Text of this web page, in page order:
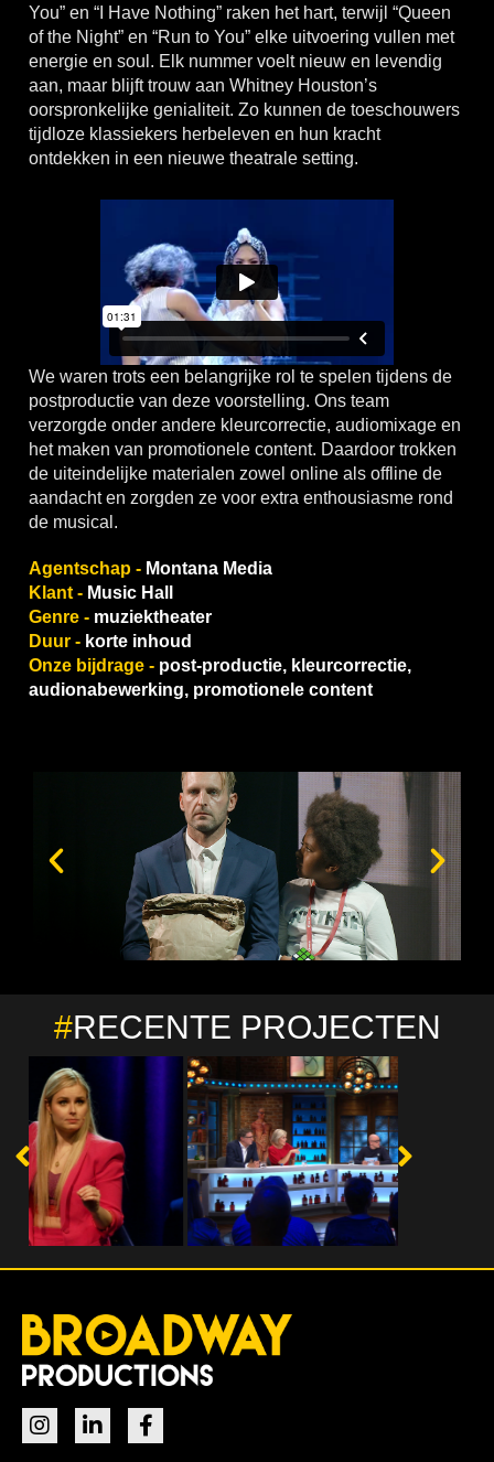
You” en “I Have Nothing” raken het hart, terwijl “Queen
of the Night” en “Run to You” elke uitvoering vullen met
energie en soul. Elk nummer voelt nieuw en levendig
aan, maar blijft trouw aan Whitney Houston’s
oorspronkelijke genialiteit. Zo kunnen de toeschouwers
tijdloze klassiekers herbeleven en hun kracht
ontdekken in een nieuwe theatrale setting.
We waren trots een belangrijke rol te spelen tijdens de
postproductie van deze voorstelling. Ons team
verzorgde onder andere kleurcorrectie, audiomixage en
het maken van promotionele content. Daardoor trokken
de uiteindelijke materialen zowel online als offline de
aandacht en zorgden ze voor extra enthousiasme rond
de musical.
Agentschap - Montana Media
Klant - Music Hall
Genre - muziektheater
Duur - korte inhoud
Onze bijdrage - post-productie, kleurcorrectie,
audionabewerking, promotionele content
#RECENTE PROJECTEN